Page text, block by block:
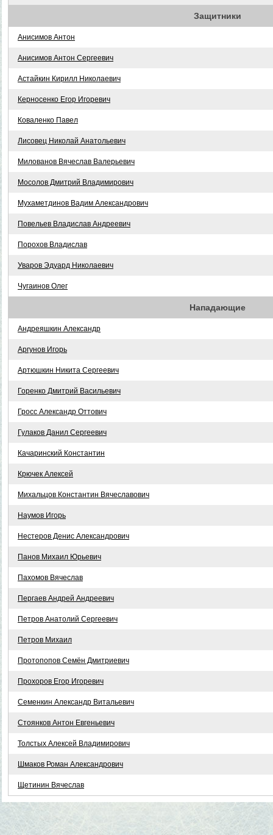
Защитники
Анисимов Антон
Анисимов Антон Сергеевич
Астайкин Кирилл Николаевич
Керносенко Егор Игоревич
Коваленко Павел
Лисовец Николай Анатольевич
Милованов Вячеслав Валерьевич
Мосолов Дмитрий Владимирович
Мухаметдинов Вадим Александрович
Повельев Владислав Андреевич
Порохов Владислав
Уваров Эдуард Николаевич
Чугаинов Олег
Нападающие
Андреяшкин Александр
Аргунов Игорь
Артюшкин Никита Сергеевич
Горенко Дмитрий Васильевич
Гросс Александр Оттович
Гулаков Данил Сергеевич
Качаринский Константин
Крючек Алексей
Михальцов Константин Вячеславович
Наумов Игорь
Нестеров Денис Александрович
Панов Михаил Юрьевич
Пахомов Вячеслав
Пергаев Андрей Андреевич
Петров Анатолий Сергеевич
Петров Михаил
Протопопов Семён Дмитриевич
Прохоров Егор Игоревич
Семенкин Александр Витальевич
Стоянков Антон Евгеньевич
Толстых Алексей Владимирович
Шмаков Роман Александрович
Щетинин Вячеслав